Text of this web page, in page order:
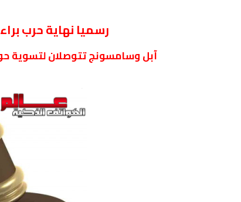
رسميا نهاية حرب
آبل وسامسونج تتوصلان لتسوية